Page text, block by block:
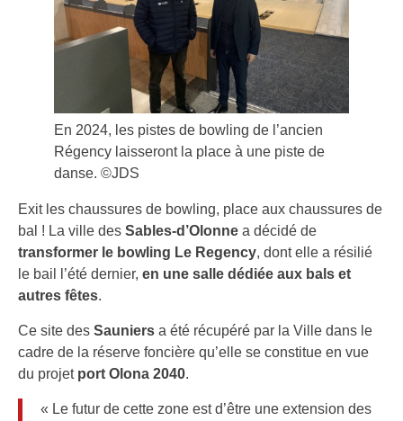
En 2024, les pistes de bowling de l’ancien
Régency laisseront la place à une piste de
danse. ©JDS
Exit les chaussures de bowling, place aux chaussures de
bal ! La ville des Sables-d’Olonne a décidé de
transformer le bowling Le Regency, dont elle a résilié
le bail l’été dernier, en une salle dédiée aux bals et
autres fêtes.
Ce site des Sauniers a été récupéré par la Ville dans le
cadre de la réserve foncière qu’elle se constitue en vue
du projet port Olona 2040.
« Le futur de cette zone est d’être une extension des